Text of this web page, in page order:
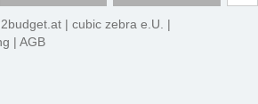
|cubic zebra e.U.
|
|AGB